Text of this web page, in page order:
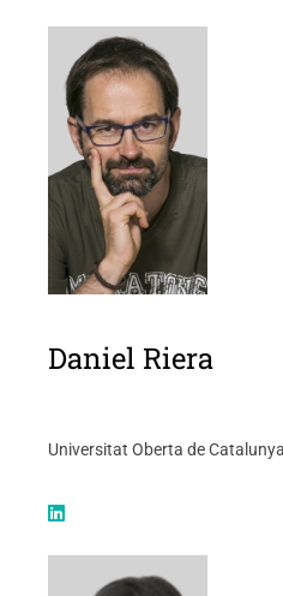
Daniel Riera
Universitat Oberta de Catalunya